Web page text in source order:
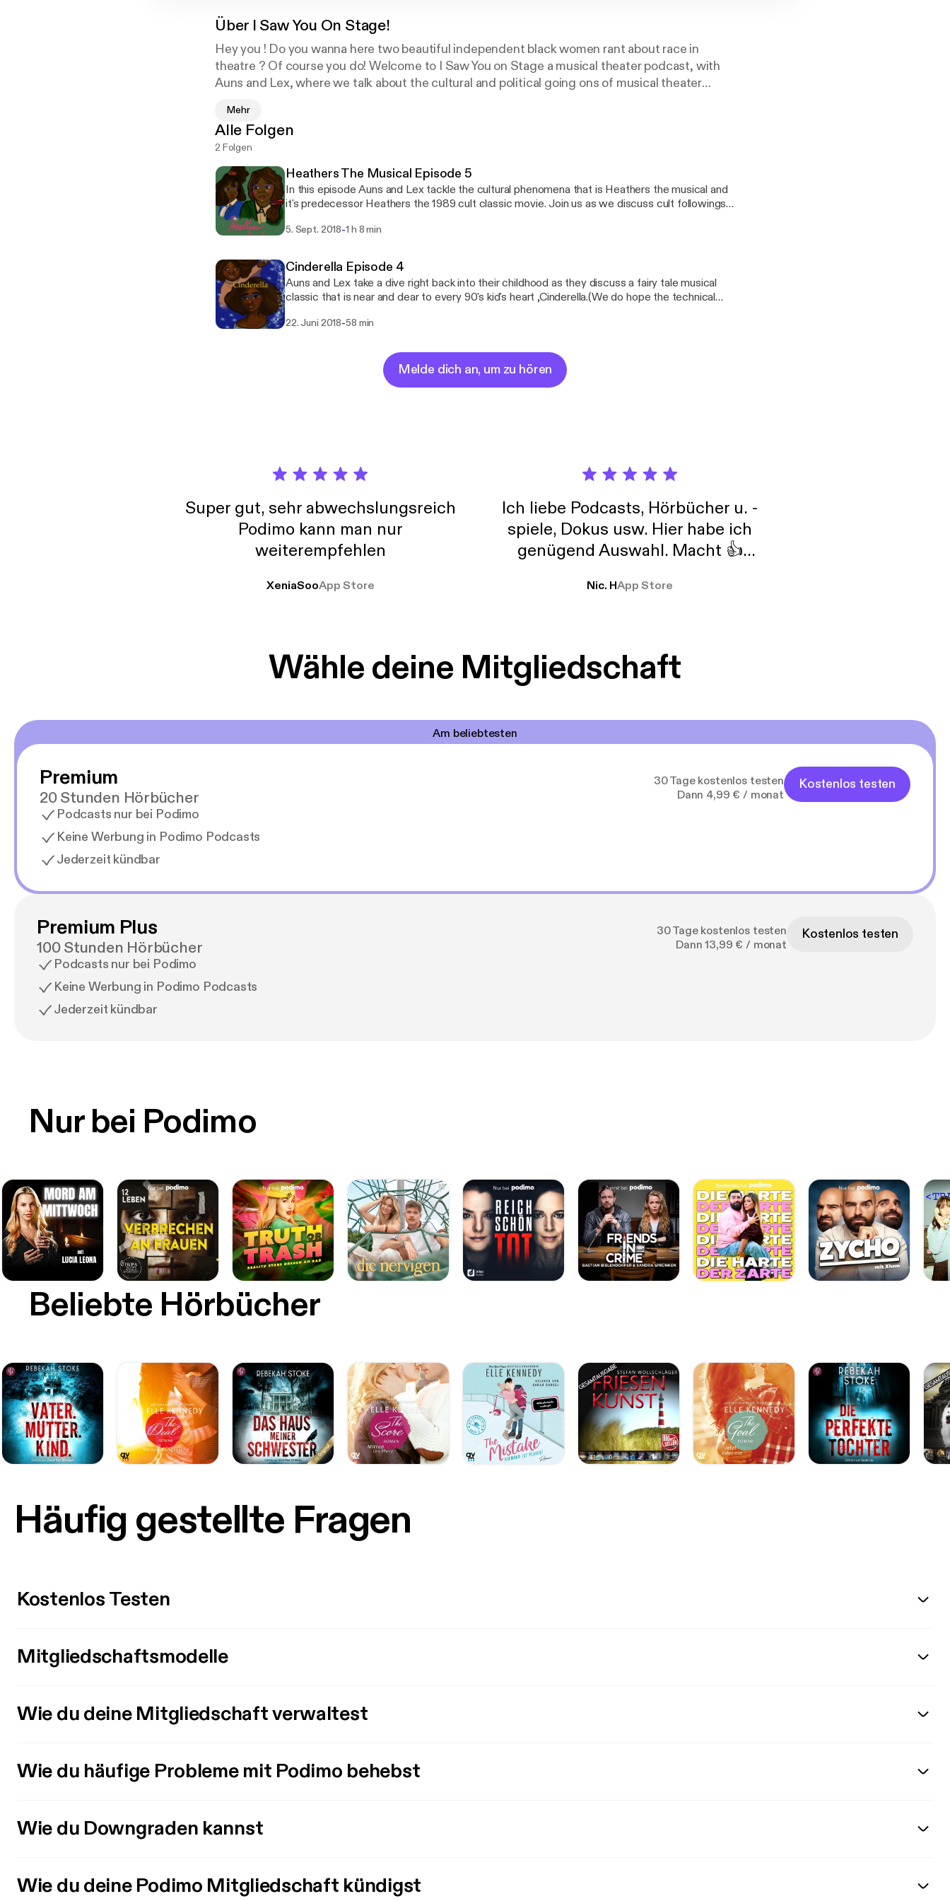
Über I Saw You On Stage!
Hey you ! Do you wanna here two beautiful independent black women rant about race in
theatre ? Of course you do! Welcome to I Saw You on Stage a musical theater podcast, with
Auns and Lex, where we talk about the cultural and political going ons of musical theater
Mehr
Alle Folgen
2 Folgen
Heathers The Musical Episode 5
In this episode Auns and Lex tackle the cultural phenomena that is Heathers the musical and
it's predecessor Heathers the 1989 cult classic movie. Join us as we discuss cult followings ,
5. Sept. 2018-1 h 8 min
Cinderella Episode 4
Auns and Lex take a dive right back into their childhood as they discuss a fairy tale musical
classic that is near and dear to every 90's kid's heart ,Cinderella.(We do hope the technical
22. Juni 2018-58 min
Melde dich an, um zu hören
Super gut, sehr abwechslungsreich
Podimo kann man nur
weiterempfehlen
XeniaSooApp Store
Ich liebe Podcasts, Hörbücher u. -
spiele, Dokus usw. Hier habe ich
genügend Auswahl. Macht 👍
Nic. HApp Store
Wähle deine Mitgliedschaft
Am beliebtesten
Premium
20 Stunden Hörbücher
Podcasts nur bei Podimo
Keine Werbung in Podimo Podcasts
Jederzeit kündbar
30 Tage kostenlos testen
Dann 4,99 € / monat
Kostenlos testen
Premium Plus
100 Stunden Hörbücher
Podcasts nur bei Podimo
Keine Werbung in Podimo Podcasts
Jederzeit kündbar
30 Tage kostenlos testen
Dann 13,99 € / monat
Kostenlos testen
Nur bei Podimo
Beliebte Hörbücher
Häufig gestellte Fragen
Kostenlos Testen
Mitgliedschaftsmodelle
Wie du deine Mitgliedschaft verwaltest
Wie du häufige Probleme mit Podimo behebst
Wie du Downgraden kannst
Wie du deine Podimo Mitgliedschaft kündigst